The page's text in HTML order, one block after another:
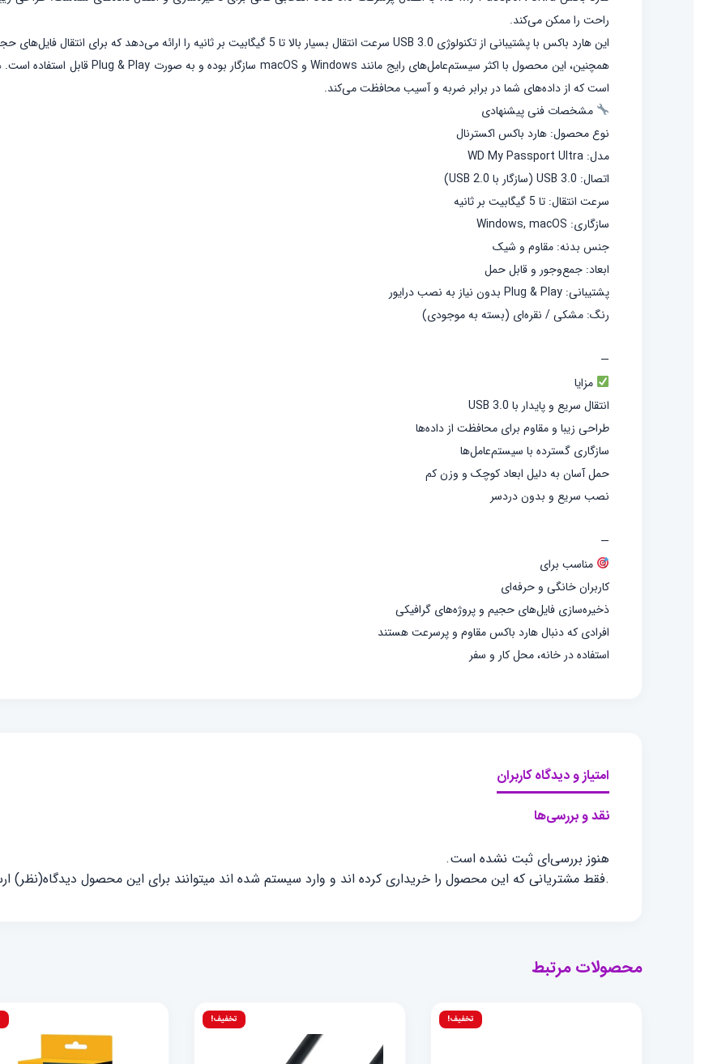
راحت را ممکن می‌کند.
این هارد باکس با پشتیبانی از تکنولوژی USB 3.0 سرعت انتقال بسیار بالا تا 5 گیگابیت بر ثانیه را ارائه می‌دهد که برای انتقال فایل‌های حجیم مثل ویدیوها و پروژه‌های گرافیکی ایده‌آل است.
است که از داده‌های شما در برابر ضربه و آسیب محافظت می‌کند.
مشخصات فنی پیشنهادی
نوع محصول: هارد باکس اکسترنال
مدل: WD My Passport Ultra
اتصال: USB 3.0 (سازگار با USB 2.0)
سرعت انتقال: تا 5 گیگابیت بر ثانیه
سازگاری: Windows, macOS
جنس بدنه: مقاوم و شیک
ابعاد: جمع‌وجور و قابل حمل
پشتیبانی: Plug & Play بدون نیاز به نصب درایور
رنگ: مشکی / نقره‌ای (بسته به موجودی)
—
مزایا
انتقال سریع و پایدار با USB 3.0
طراحی زیبا و مقاوم برای محافظت از داده‌ها
سازگاری گسترده با سیستم‌عامل‌ها
حمل آسان به دلیل ابعاد کوچک و وزن کم
نصب سریع و بدون دردسر
—
مناسب برای
کاربران خانگی و حرفه‌ای
ذخیره‌سازی فایل‌های حجیم و پروژه‌های گرافیکی
افرادی که دنبال هارد باکس مقاوم و پرسرعت هستند
استفاده در خانه، محل کار و سفر
امتیاز و دیدگاه کاربران
نقد و بررسی‌ها
هنوز بررسی‌ای ثبت نشده است.
.فقط مشتریانی که این محصول را خریداری کرده اند و وارد سیستم شده اند میتوانند برای این محصول دیدگاه(نظر)
محصولات مرتبط
تخفیف! تخفیف!